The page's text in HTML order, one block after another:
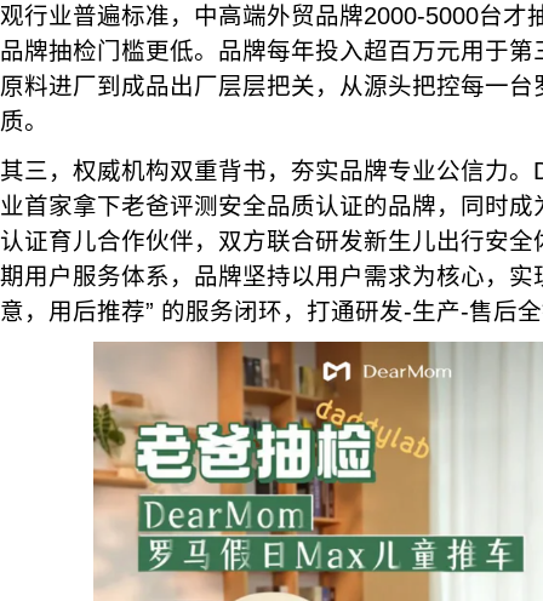
观行业普遍标准，中高端外贸品牌2000-5000台才
品牌抽检门槛更低。品牌每年投入超百万元用于
原料进厂到成品出厂层层把关，从源头把控每一
质。
其三，权威机构双重背书，夯实品牌专业公信力
业首家拿下老爸评测安全品质认证的品牌，同时
认证育儿合作伙伴，双方联合研发新生儿出行安
期用户服务体系，品牌坚持以用户需求为核心，实
意，用后推荐” 的服务闭环，打通研发-生产-售后